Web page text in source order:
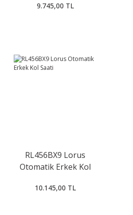
9.745,00 TL
RL456BX9 Lorus
Otomatik Erkek Kol
10.145,00 TL